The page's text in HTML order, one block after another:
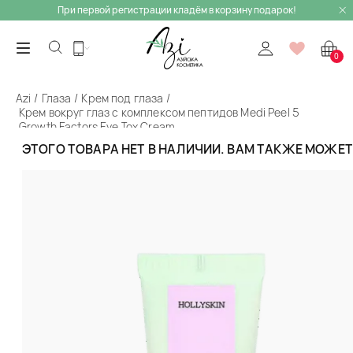
При первой регистрации кладём в корзину подарок!
0
ЭТОГО ТОВАРА НЕТ В НАЛИЧИИ. ВАМ ТАКЖЕ
Azi Глаза
Крем под глаза
Крем вокруг глаз с комплексом пептидов Medi Peel 5
Growth Factors Eye Tox Cream
Назад